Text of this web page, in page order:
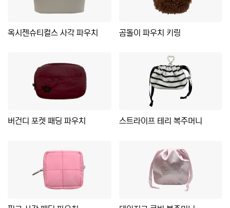
옥시젠슈티컬스 사각 파우치 곰돌이 파우치 키링
버건디 포켓 패딩 파우치 스트라이프 테리 복주머니